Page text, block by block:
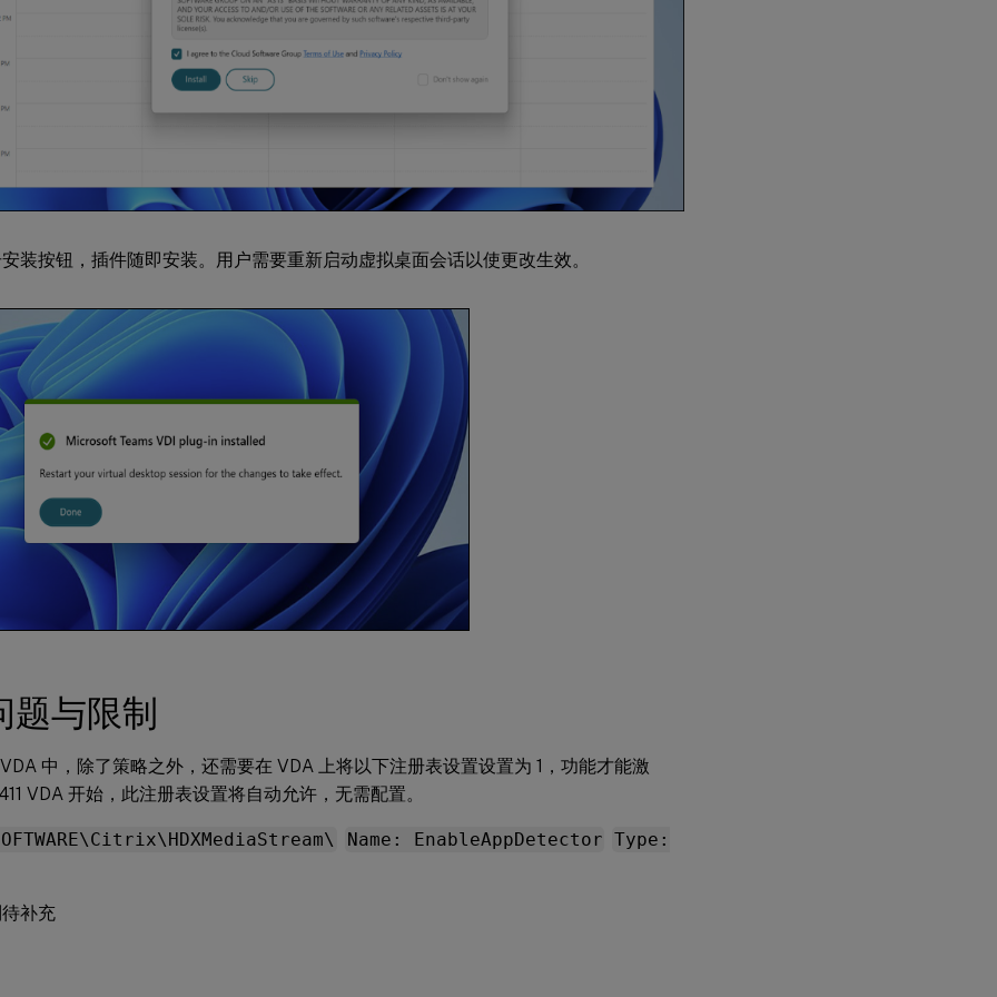
装按钮，插件随即安装。用户需要重新启动虚拟桌面会话以使更改生效。
题与限制
中，除了策略之外，还需要在 VDA 上将以下注册表设置设置为 1，功能才能激
VDA 开始，此注册表设置将自动允许，无需配置。
Name: EnableAppDetector Type:
补充